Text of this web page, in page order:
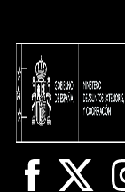
Facebook
X